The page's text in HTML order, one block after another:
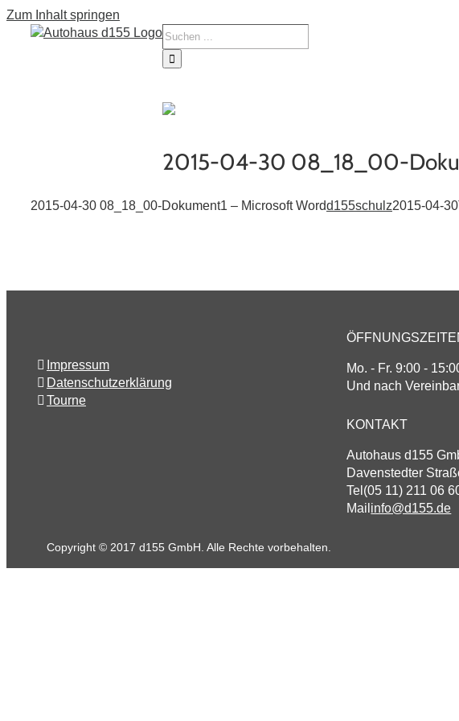
Zum Inhalt springen
2015-04-30 08_18_00-
2015-04-30 08_18_00-Dokument1 – Microsoft Wordd155schulz2015-04-
Impressum
Datenschutzerklärung
Tourne
Mo. - Fr. 9:00 -
Und nach
KONTAKT
Autohaus d155
Davenstedter
Tel (05 11) 211 06
Mail info@d155.de
Copyright © 2017 d155 GmbH. Alle Rechte vorbehalten.